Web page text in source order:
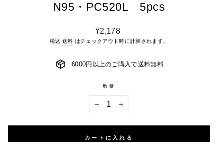
N95・PC520L 5pcs
通
常
¥2,178
税込 送料 はチェックアウト時に計算されます。
6000円以上のご購入で送料無料
数量
カートに入れる